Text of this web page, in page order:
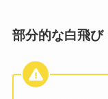
部分的な白飛び